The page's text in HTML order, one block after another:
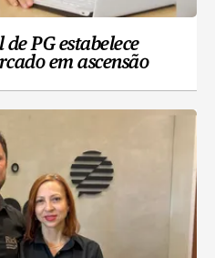
PG estabelece
em ascensão